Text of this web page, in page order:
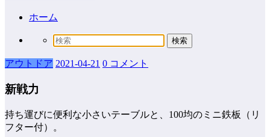
ホーム
アウトドア 2021-04-21 0 コメント
新戦力
持ち運びに便利な小さいテーブルと、100均のミニ鉄板（リ
フター付）。